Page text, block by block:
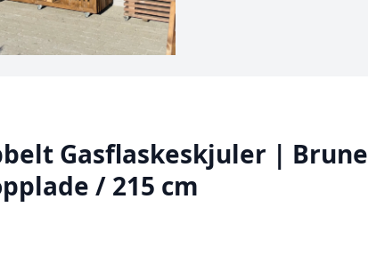
Gasflaskeskjuler | Brune
/ 215 cm